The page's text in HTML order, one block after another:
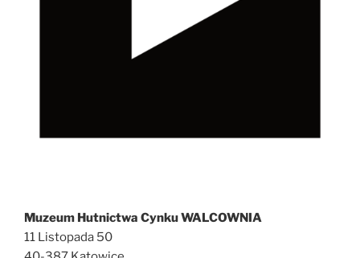
Muzeum Hutnictwa Cynku WALCOWNIA
11 Listopada 50